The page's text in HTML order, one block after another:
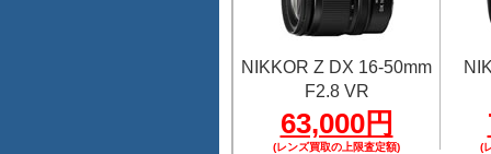
NIKKOR Z DX 16-50mm
F2.8 VR
63,000円
(レンズ買取の上限査定額) (